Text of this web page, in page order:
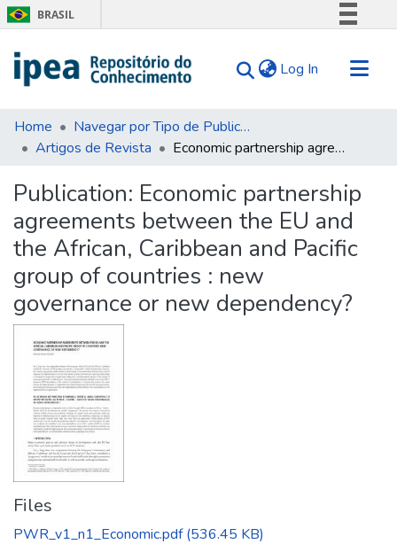
BRASIL
Comunica BR
Acesso à informação
Legislação
Log In (current)
Communities & Collections
Search for
Statistics
About Us
Home
Navegar por Tipo de Publicação
Artigos de Revista
Economic partnership agreements between the EU and the African, Caribbean and Pacific group of countries : new governance or new dependency?
Publication: Economic partnership
agreements between the EU and
the African, Caribbean and Pacific
group of countries : new
governance or new dependency?
Files
PWR_v1_n1_Economic.pdf(536.45 KB)